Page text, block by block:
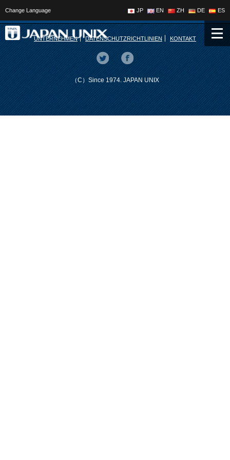
Change Language JP EN ZH DE ES
UNTERNEHMEN DATENSCHUTZRICHTLINIEN KONTAKT
（C）Since 1974. JAPAN UNIX